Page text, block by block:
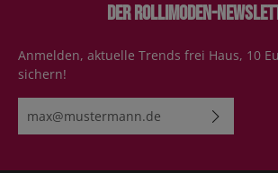
Der Rollimoden-
Anmelden, aktuelle Trends frei Haus, 10
sichern!